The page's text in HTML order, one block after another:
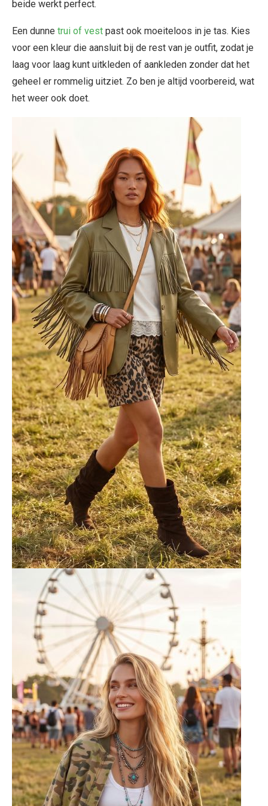
beide werkt perfect.
Een dunne trui of vest past ook moeiteloos in je tas. Kies
voor een kleur die aansluit bij de rest van je outfit, zodat je
laag voor laag kunt uitkleden of aankleden zonder dat het
geheel er rommelig uitziet. Zo ben je altijd voorbereid, wat
het weer ook doet.